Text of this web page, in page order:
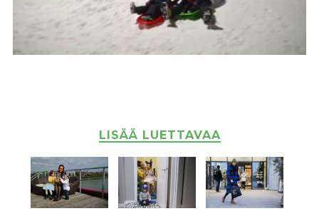
LISÄÄ LUETTAVAA